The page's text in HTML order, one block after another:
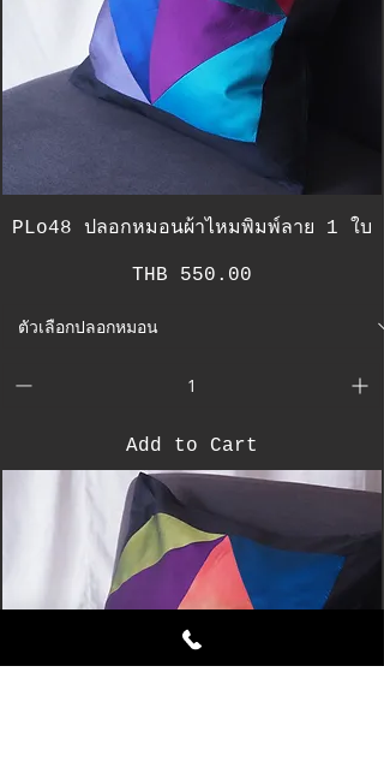
PLo48 ปลอกหมอนผ้าไหมพิมพ์ลาย 1 ใบ
Price
THB 550.00
Add to Cart